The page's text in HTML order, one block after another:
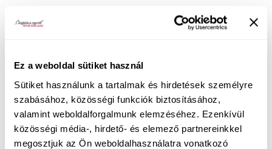
Ez a weboldal sütiket használ
Sütiket használunk a tartalmak és hirdetések személyre
szabásához, közösségi funkciók biztosításához,
valamint weboldalforgalmunk elemzéséhez. Ezenkívül
közösségi média-, hirdető- és elemező partnereinkkel
megosztjuk az Ön weboldalhasználatra vonatkozó
Hogyan engedd szabadjára a benned lakozó
az ágyban? Ha szeretnéd megtudni, hogyan
teheted örömtelivé a szexuális életed és hogyan
tanulhatod meg élvezni a szexet, akkor
várlak szeretettel ingyenes online előadásomon!